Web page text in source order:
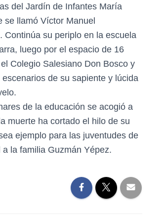
del Jardín de Infantes María
se llamó Víctor Manuel
Continúa su periplo en la escuela
luego por el espacio de 16
Colegio Salesiano Don Bosco y
de su sapiente y lúcida
de la educación se acogió a
muerte ha cortado el hilo de su
ejemplo para las juventudes de
la familia Guzmán Yépez.